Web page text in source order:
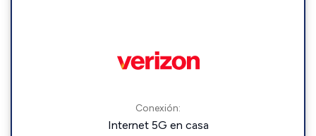
Conexión:
Internet 5G en casa